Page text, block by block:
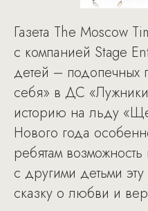
Газета The Moscow
с компанией Stage
детей – подопечных
себя» в ДС
историю на льду
Нового года
ребятам возможность
с другими детьми
сказку о любви и